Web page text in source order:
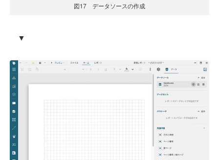
図17 データソースの作成
▼